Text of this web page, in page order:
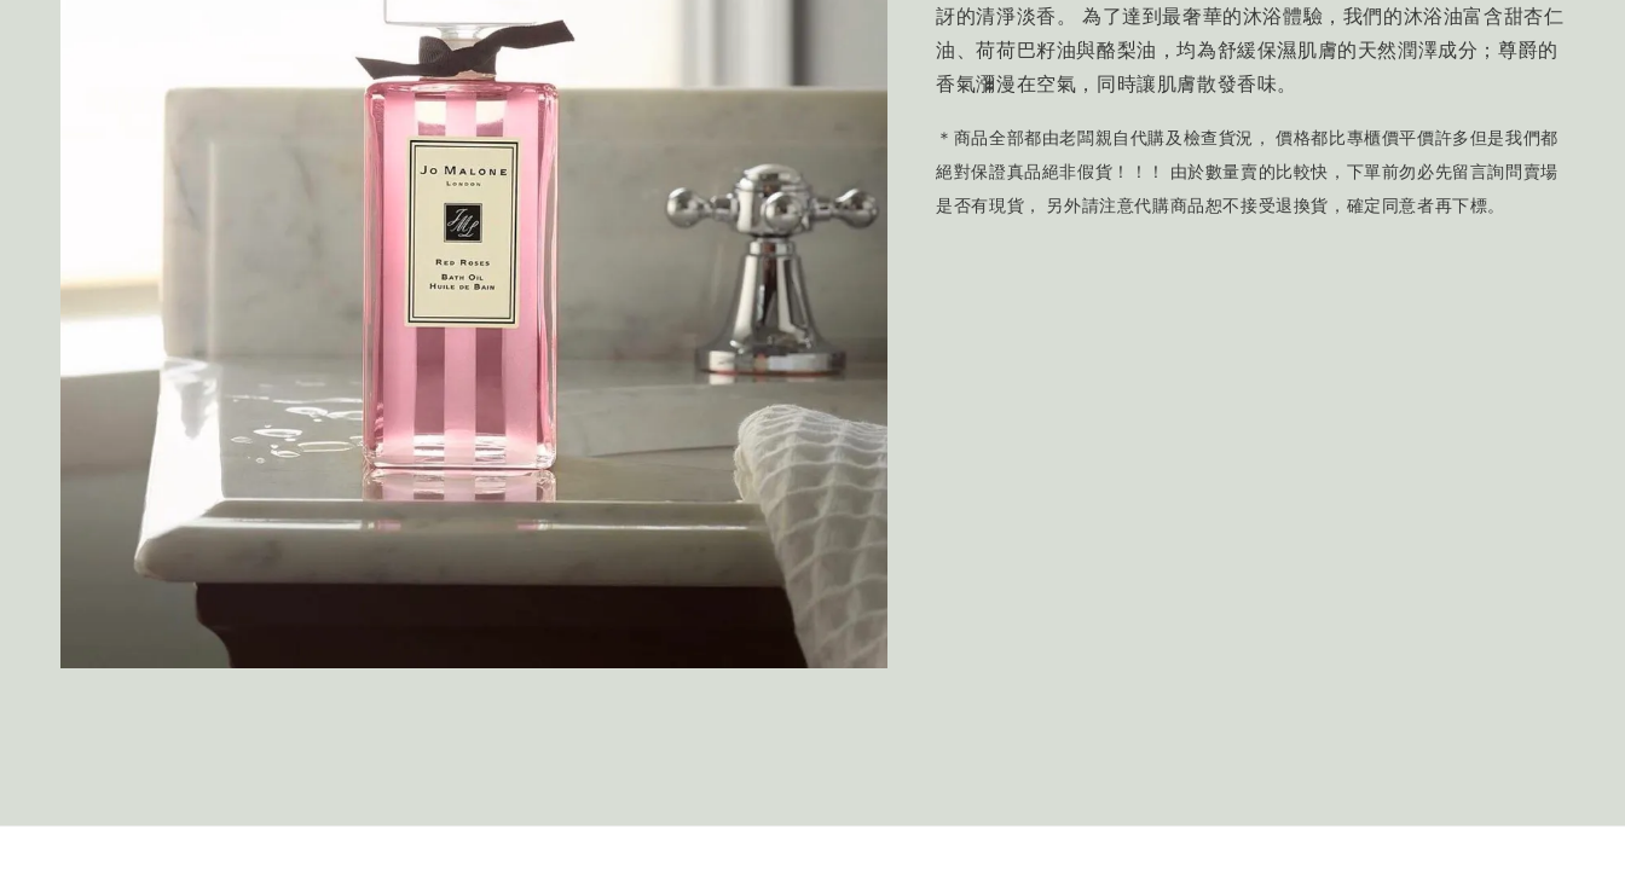
訝的清淨淡香。 為了達到最奢華的沐浴體驗，我們的沐浴油富含甜杏仁
油、荷荷巴籽油與酪梨油，均為舒緩保濕肌膚的天然潤澤成分；尊爵的
香氣瀰漫在空氣，同時讓肌膚散發香味。
＊商品全部都由老闆親自代購及檢查貨況， 價格都比專櫃價平價許多但是我們都
絕對保證真品絕非假貨！！！ 由於數量賣的比較快，下單前勿必先留言詢問賣場
是否有現貨， 另外請注意代購商品恕不接受退換貨，確定同意者再下標。